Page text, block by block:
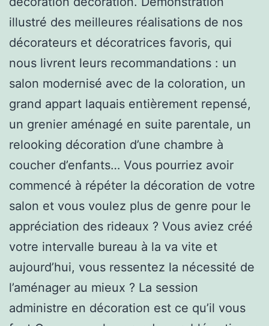
illustré des meilleures réalisations de nos
décorateurs et décoratrices favoris, qui
nous livrent leurs recommandations : un
salon modernisé avec de la coloration, un
grand appart laquais entièrement repensé,
un grenier aménagé en suite parentale, un
relooking décoration d’une chambre à
coucher d’enfants… Vous pourriez avoir
commencé à répéter la décoration de votre
salon et vous voulez plus de genre pour le
appréciation des rideaux ? Vous aviez créé
votre intervalle bureau à la va vite et
aujourd’hui, vous ressentez la nécessité de
l’aménager au mieux ? La session
administre en décoration est ce qu’il vous